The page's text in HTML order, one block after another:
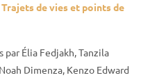
Trajets de vies et points de
par Élia Fedjakh, Tanzila
Dimenza, Kenzo Edward